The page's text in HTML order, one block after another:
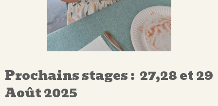
Prochains stages : 27,28 et 29
Août 2025